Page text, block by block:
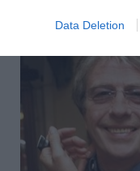
Data Deletion